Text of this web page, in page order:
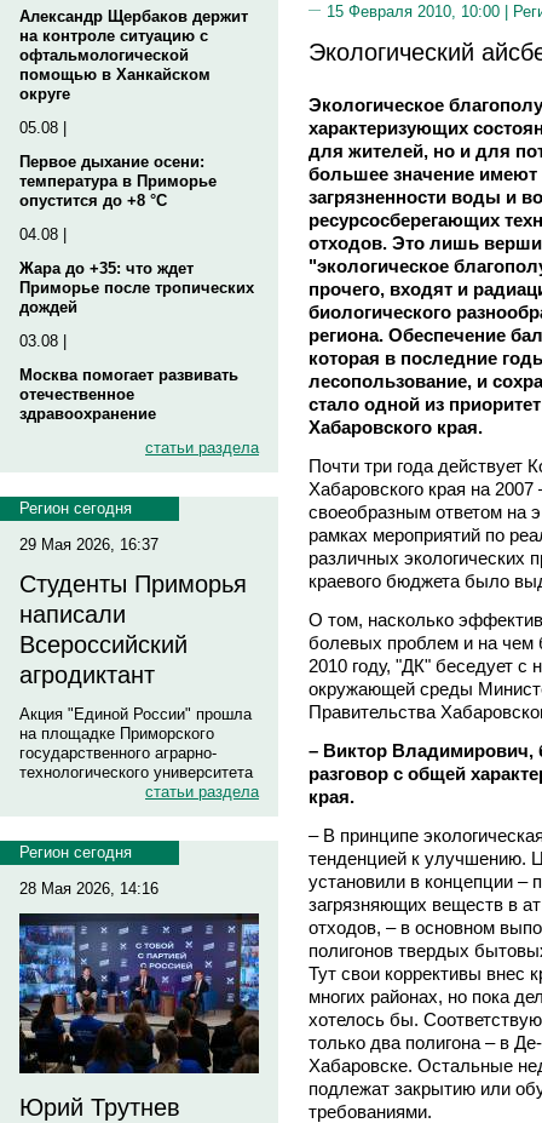
Александр Щербаков держит
на контроле ситуацию с
офтальмологической
помощью в Ханкайском
округе
05.08 |
Первое дыхание осени:
температура в Приморье
опустится до +8 °C
04.08 |
Жара до +35: что ждет
Приморье после тропических
дождей
03.08 |
Москва помогает развивать
отечественное
здравоохранение
статьи раздела
Регион сегодня
29 Мая 2026, 16:37
Студенты Приморья
написали
Всероссийский
агродиктант
Акция "Единой России" прошла
на площадке Приморского
государственного аграрно-
технологического университета
статьи раздела
Регион сегодня
28 Мая 2026, 14:16
Юрий Трутнев
15 Февраля 2010, 10:00 |
Экологический
Экологическое
характеризующих
для жителей, но и для
большее значение имеют
загрязненности воды и
ресурсосберегающих
отходов. Это лишь
"экологическое
прочего, входят и
биологического
региона. Обеспечение
которая в последние
лесопользование, и
стало одной из
Хабаровского края.
Почти три года действует
Хабаровского края на
своеобразным ответом на
рамках мероприятий по
различных экологических
краевого бюджета было
О том, насколько
болевых проблем и на чем
2010 году, "ДК" беседует с
окружающей среды
Правительства
– Виктор Владимирович,
разговор с общей
края.
– В принципе
тенденцией к улучшению.
установили в концепции –
загрязняющих веществ в
отходов, – в основном
полигонов твердых
Тут свои коррективы внес
многих районах, но пока
хотелось бы.
только два полигона – в
Хабаровске. Остальные
подлежат закрытию или
требованиями.